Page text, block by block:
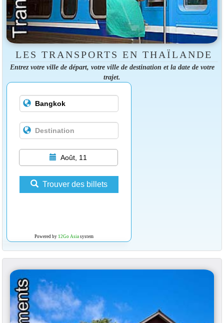
LES TRANSPORTS EN THAÏLANDE
Entrez votre ville de départ, votre ville de destination et la date de votre
trajet.
Août, 11
Trouver des billets
Powered by 12Go Asiasystem